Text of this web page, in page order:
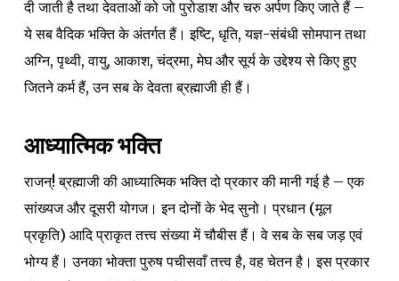
दी जाती है तथा देवताओं को जो पुरोडाश और चरु अर्पण किए जाते हैं –
ये सब वैदिक भक्ति के अंतर्गत हैं। इष्टि, धृति, यज्ञ-संबंधी सोमपान तथा
अग्नि, पृथ्वी, वायु, आकाश, चंद्रमा, मेघ और सूर्य के उद्देश्य से किए हुए
जितने कर्म हैं, उन सब के देवता ब्रह्माजी ही हैं।
आध्यात्मिक भक्ति
राजन्! ब्रह्माजी की आध्यात्मिक भक्ति दो प्रकार की मानी गई है – एक
सांख्यज और दूसरी योगज। इन दोनों के भेद सुनो। प्रधान (मूल
प्रकृति) आदि प्राकृत तत्त्व संख्या में चौबीस हैं। वे सब के सब जड़ एवं
भोग्य हैं। उनका भोक्ता पुरुष पचीसवाँ तत्त्व है, वह चेतन है। इस प्रकार